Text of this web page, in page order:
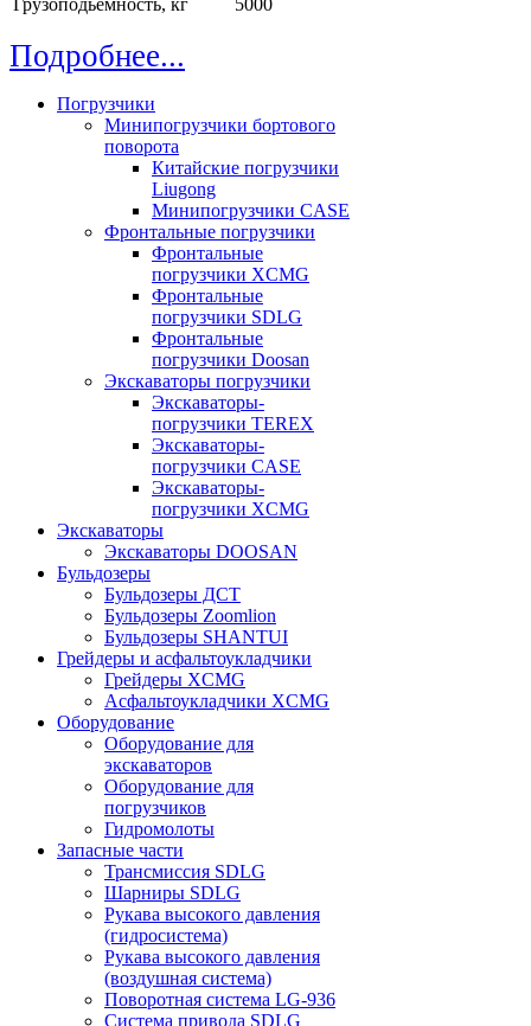
Грузоподьемность, кг 5000
Подробнее...
Погрузчики
Минипогрузчики бортового
поворота
Китайские погрузчики
Liugong
Минипогрузчики CASE
Фронтальные погрузчики
Фронтальные
погрузчики XCMG
Фронтальные
погрузчики SDLG
Фронтальные
погрузчики Doosan
Экскаваторы погрузчики
Экскаваторы-
погрузчики TEREX
Экскаваторы-
погрузчики CASE
Экскаваторы-
погрузчики XCMG
Экскаваторы
Экскаваторы DOOSAN
Бульдозеры
Бульдозеры ДСТ
Бульдозеры Zoomlion
Бульдозеры SHANTUI
Грейдеры и асфальтоукладчики
Грейдеры XCMG
Асфальтоукладчики XCMG
Оборудование
Оборудование для
экскаваторов
Оборудование для
погрузчиков
Гидромолоты
Запасные части
Трансмиссия SDLG
Шарниры SDLG
Рукава высокого давления
(гидросистема)
Рукава высокого давления
(воздушная система)
Поворотная система LG-936
Система привода SDLG